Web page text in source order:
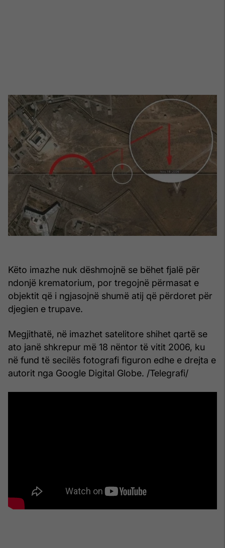
Këto imazhe nuk dëshmojnë se bëhet fjalë për
ndonjë krematorium, por tregojnë përmasat e
objektit që i ngjasojnë shumë atij që përdoret për
djegien e trupave.
Megjithatë, në imazhet satelitore shihet qartë se
ato janë shkrepur më 18 nëntor të vitit 2006, ku
në fund të secilës fotografi figuron edhe e drejta e
autorit nga Google Digital Globe. /Telegrafi/